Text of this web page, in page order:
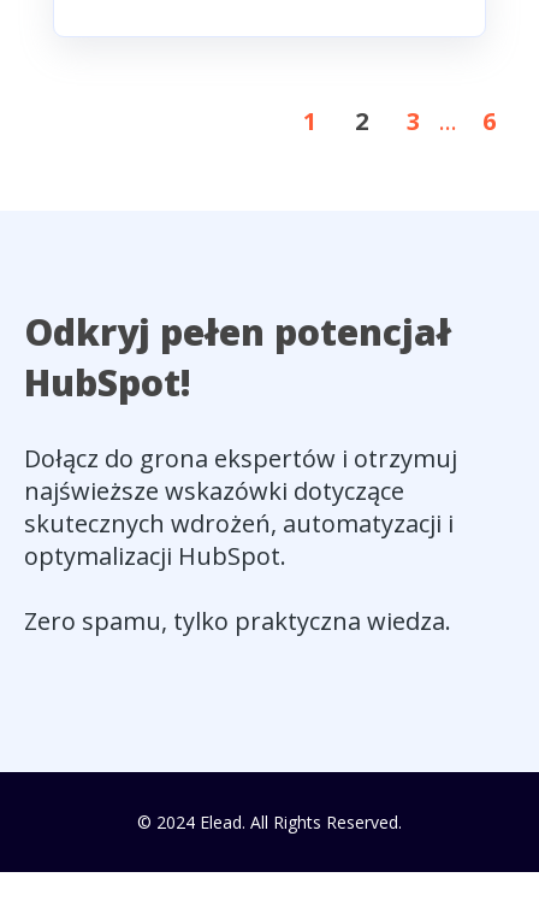
1 2 3 ... 6
Odkryj pełen potencjał
HubSpot!
Dołącz do grona ekspertów i otrzymuj
najświeższe wskazówki dotyczące
skutecznych wdrożeń, automatyzacji i
optymalizacji HubSpot.
Zero spamu, tylko praktyczna wiedza.
© 2024 Elead. All Rights Reserved.